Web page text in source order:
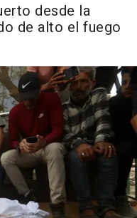
desde la
de alto el fuego